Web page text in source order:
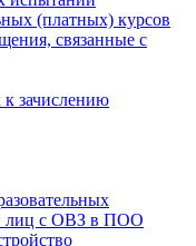
(платных) курсов
связанные с
зачислению
лиц с ОВЗ в ПОО